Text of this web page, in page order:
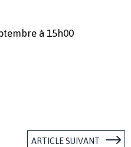
à 15h00
ARTICLE SUIVANT